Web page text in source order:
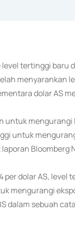
tertinggi baru
menyarankan
dolar AS
untuk
Bloomberg
dolar AS, level
mengurangi
dalam sebuah